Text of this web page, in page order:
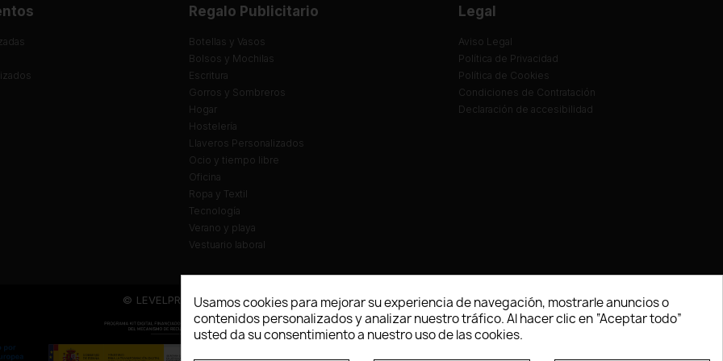
Regalo Publicitario
Botellas y Vasos
Bolsos y Mochilas
Escritura
Gorros y Sombreros
Hogar
Hostelería
Llaveros Personalizados
Ocio y tiempo libre
Oficina
Ropa y Textil
Tecnología
Verano y playa
Vestuario laboral
Legal
Aviso Legal
Política de Privacidad
Política de Cookies
Condiciones de Contratación
Declaración de accesibilidad
© LEVELPRINT - 2026Usamos cookies para mejorar su experiencia de navegación, mostrarle anuncios o
contenidos personalizados y analizar nuestro tráfico. Al hacer clic en “Aceptar todo”
usted da su consentimiento a nuestro uso de las cookies.